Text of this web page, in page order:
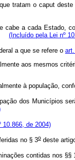
tratam ocaput deste
a cada Estado,
(Incluído pela Lei nº
a que se refere o
aos mesmos
à população,
dos Municípios
10.866, de 2004)
no § 3o deste
contidas nos §§